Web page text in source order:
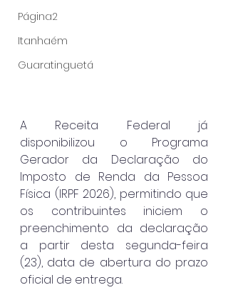
Página2
Itanhaém
Guaratinguetá
A Receita Federal já
disponibilizou o Programa
Gerador da Declaração do
Imposto de Renda da Pessoa
Física (IRPF 2026), permitindo que
os contribuintes iniciem o
preenchimento da declaração
a partir desta segunda-feira
(23), data de abertura do prazo
oficial de entrega.